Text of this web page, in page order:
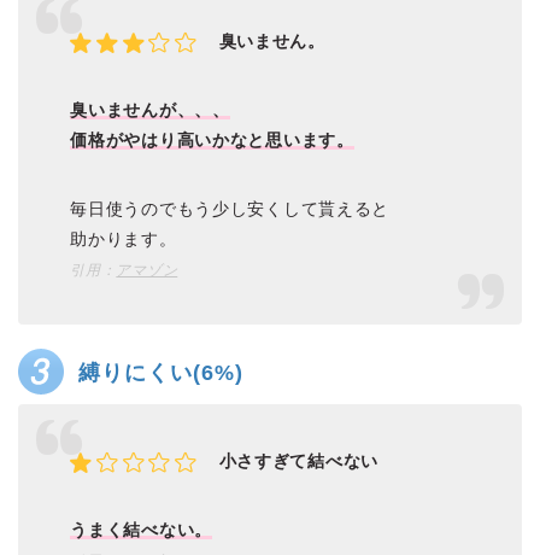
臭いません。
臭いませんが、、、
価格がやはり高いかなと思います。
毎日使うのでもう少し安くして貰えると
助かります。
引用： アマゾン
縛りにくい(6%)
小さすぎて結べない
うまく結べない。